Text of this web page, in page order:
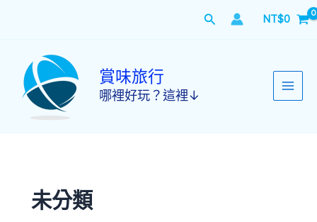
搜
NT$0
賞味旅行
哪裡好玩？這裡↓
未分類